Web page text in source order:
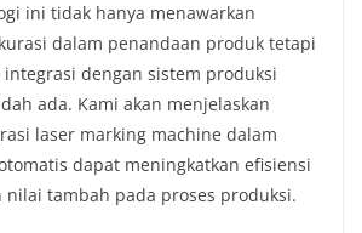
ini tidak hanya menawarkan
dalam penandaan produk tetapi
dengan sistem produksi
ada. Kami akan menjelaskan
laser marking machine dalam
dapat meningkatkan efisiensi
tambah pada proses produksi.